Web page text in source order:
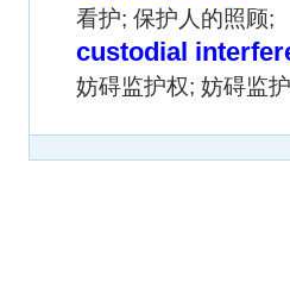
看护; 保护人的照顾;
custodial
妨碍监护权; 妨碍监